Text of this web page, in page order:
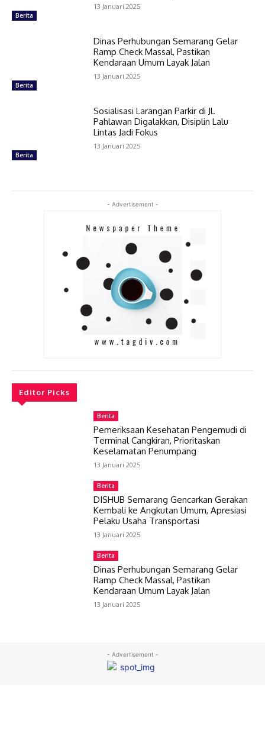
Berita
13 Januari 2025
Berita
Dinas Perhubungan Semarang Gelar
Ramp Check Massal, Pastikan
Kendaraan Umum Layak Jalan
13 Januari 2025
Berita
Sosialisasi Larangan Parkir di Jl.
Pahlawan Digalakkan, Disiplin Lalu
Lintas Jadi Fokus
13 Januari 2025
- Advertisement -
Editor Picks
Berita
Pemeriksaan Kesehatan Pengemudi di
Terminal Cangkiran, Prioritaskan
Keselamatan Penumpang
13 Januari 2025
Berita
DISHUB Semarang Gencarkan Gerakan
Kembali ke Angkutan Umum, Apresiasi
Pelaku Usaha Transportasi
13 Januari 2025
Berita
Dinas Perhubungan Semarang Gelar
Ramp Check Massal, Pastikan
Kendaraan Umum Layak Jalan
13 Januari 2025
- Advertisement -